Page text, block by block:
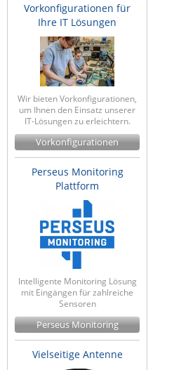
Vorkonfigurationen für
Ihre IT Lösungen
Wir bieten Vorkonfigurationen,
um Ihnen den Einsatz unserer
IT-Lösungen zu erleichtern.
Vorkonfigurationen
Perseus Monitoring
Plattform
Intelligente Monitoring Lösung
mit Eingängen für zahlreiche
Sensoren
Perseus Monitoring
Vielseitige Antenne